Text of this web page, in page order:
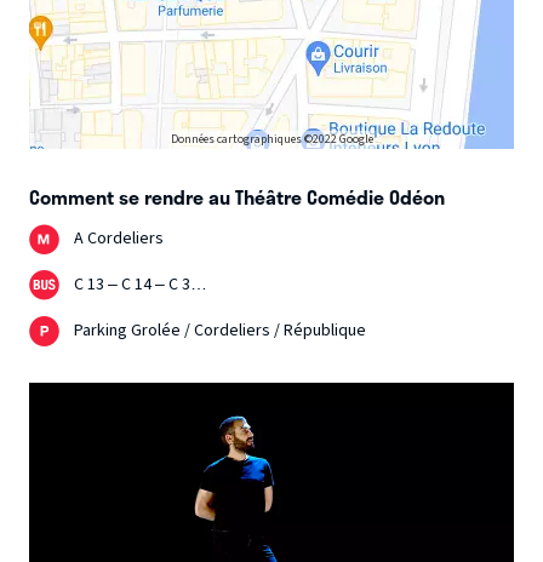
Données cartographiques ©2022 Google
Comment se rendre au Théâtre Comédie Odéon
A Cordeliers
C 13 – C 14 – C 3…
Parking Grolée / Cordeliers / République